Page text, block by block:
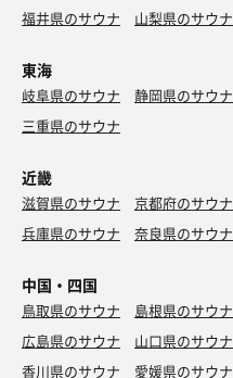
福井県のサウナ
山梨県のサウナ
東海
岐阜県のサウナ 静岡県のサウナ
三重県のサウナ
近畿
滋賀県のサウナ 京都府のサウナ
兵庫県のサウナ
奈良県のサウナ
中国・四国
鳥取県のサウナ 島根県のサウナ
広島県のサウナ
山口県のサウナ
香川県のサウナ
愛媛県のサウナ